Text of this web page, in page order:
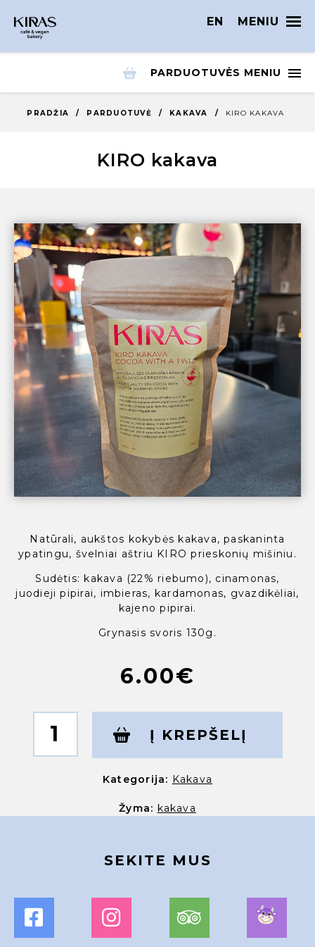
EN MENIU
PARDUOTUVĖS MENIU
PRADŽIA / PARDUOTUVĖ / KAKAVA / KIRO KAKAVA
KIRO kakava
Natūrali, aukštos kokybės kakava, paskaninta
ypatingu, švelniai aštriu KIRO prieskonių mišiniu.
Sudėtis: kakava (22% riebumo), cinamonas,
juodieji pipirai, imbieras, kardamonas, gvazdikėliai,
kajeno pipirai.
Grynasis svoris 130g.
6.00€
kiekis:
Į KREPŠELĮ
Kategorija: Kakava
Žyma: kakava
SEKITE MUS